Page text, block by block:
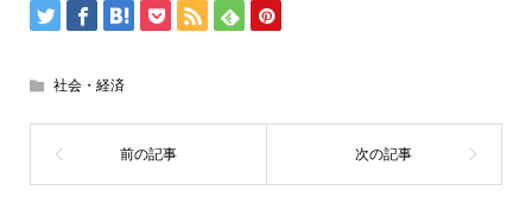
社会・経済